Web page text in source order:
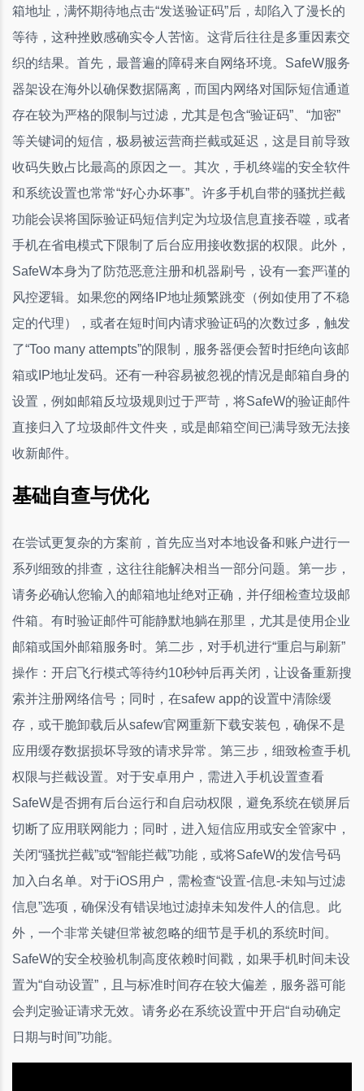
箱地址，满怀期待地点击“发送验证码”后，却陷入了漫长的
等待，这种挫败感确实令人苦恼。这背后往往是多重因素交
织的结果。首先，最普遍的障碍来自网络环境。SafeW服务
器架设在海外以确保数据隔离，而国内网络对国际短信通道
存在较为严格的限制与过滤，尤其是包含“验证码”、“加密”
等关键词的短信，极易被运营商拦截或延迟，这是目前导致
收码失败占比最高的原因之一。其次，手机终端的安全软件
和系统设置也常常“好心办坏事”。许多手机自带的骚扰拦截
功能会误将国际验证码短信判定为垃圾信息直接吞噬，或者
手机在省电模式下限制了后台应用接收数据的权限。此外，
SafeW本身为了防范恶意注册和机器刷号，设有一套严谨的
风控逻辑。如果您的网络IP地址频繁跳变（例如使用了不稳
定的代理），或者在短时间内请求验证码的次数过多，触发
了“Too many attempts”的限制，服务器便会暂时拒绝向该邮
箱或IP地址发码。还有一种容易被忽视的情况是邮箱自身的
设置，例如邮箱反垃圾规则过于严苛，将SafeW的验证邮件
直接归入了垃圾邮件文件夹，或是邮箱空间已满导致无法接
收新邮件。
基础自查与优化
在尝试更复杂的方案前，首先应当对本地设备和账户进行一
系列细致的排查，这往往能解决相当一部分问题。第一步，
请务必确认您输入的邮箱地址绝对正确，并仔细检查垃圾邮
件箱。有时验证邮件可能静默地躺在那里，尤其是使用企业
邮箱或国外邮箱服务时。第二步，对手机进行“重启与刷新”
操作：开启飞行模式等待约10秒钟后再关闭，让设备重新搜
索并注册网络信号；同时，在safew app的设置中清除缓
存，或干脆卸载后从safew官网重新下载安装包，确保不是
应用缓存数据损坏导致的请求异常。第三步，细致检查手机
权限与拦截设置。对于安卓用户，需进入手机设置查看
SafeW是否拥有后台运行和自启动权限，避免系统在锁屏后
切断了应用联网能力；同时，进入短信应用或安全管家中，
关闭“骚扰拦截”或“智能拦截”功能，或将SafeW的发信号码
加入白名单。对于iOS用户，需检查“设置-信息-未知与过滤
信息”选项，确保没有错误地过滤掉未知发件人的信息。此
外，一个非常关键但常被忽略的细节是手机的系统时间。
SafeW的安全校验机制高度依赖时间戳，如果手机时间未设
置为“自动设置”，且与标准时间存在较大偏差，服务器可能
会判定验证请求无效。请务必在系统设置中开启“自动确定
日期与时间”功能。